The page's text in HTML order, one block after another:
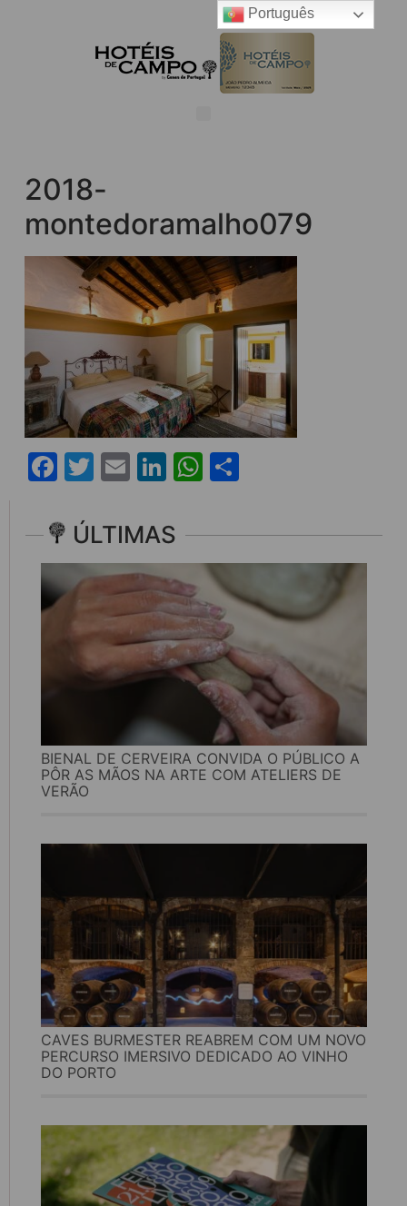
2018-
montedoramalho079
Facebook
Twitter
EmailLinkedIn
WhatsApp
ÚLTIMAS
BIENAL DE CERVEIRA CONVIDA O PÚBLICO A
PÔR AS MÃOS NA ARTE COM ATELIERS DE
VERÃO
CAVES BURMESTER REABREM COM UM NOVO
PERCURSO IMERSIVO DEDICADO AO VINHO
DO PORTO
Português